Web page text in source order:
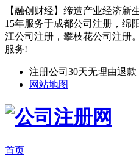
【融创财经】缔造产业经济新
15年服务于成都公司注册，绵
江公司注册，攀枝花公司注册
服务!
注册公司30天无理由退款
网站地图
首页